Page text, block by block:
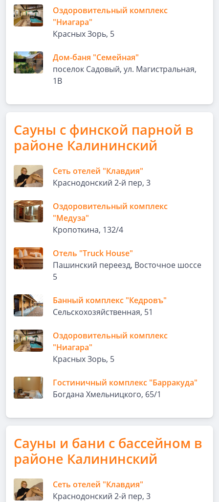
Оздоровительный комплекс
"Ниагара"
Красных Зорь, 5
Дом-баня "Семейная"
поселок Садовый, ул. Магистральная,
1В
Сауны с финской парной в
районе Калининский
Сеть отелей "Клавдия"
Краснодонский 2-й пер, 3
Оздоровительный комплекс
"Медуза"
Кропоткина, 132/4
Отель "Truck House"
Пашинский переезд, Восточное шоссе
5
Банный комплекс "Кедровъ"
Сельскохозяйственная, 51
Оздоровительный комплекс
"Ниагара"
Красных Зорь, 5
Гостиничный комплекс "Барракуда"
Богдана Хмельницкого, 65/1
Сауны и бани с бассейном в
районе Калининский
Сеть отелей "Клавдия"
Краснодонский 2-й пер, 3